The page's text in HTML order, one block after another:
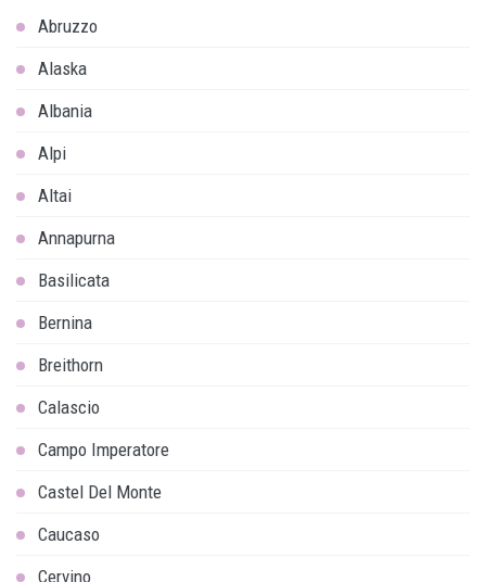
Abruzzo
Alaska
Albania
Alpi
Altai
Annapurna
Basilicata
Bernina
Breithorn
Calascio
Campo Imperatore
Castel Del Monte
Caucaso
Cervino